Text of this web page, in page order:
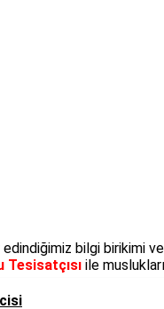
edindiğimiz bilgi birikimi
Tesisatçısı ile